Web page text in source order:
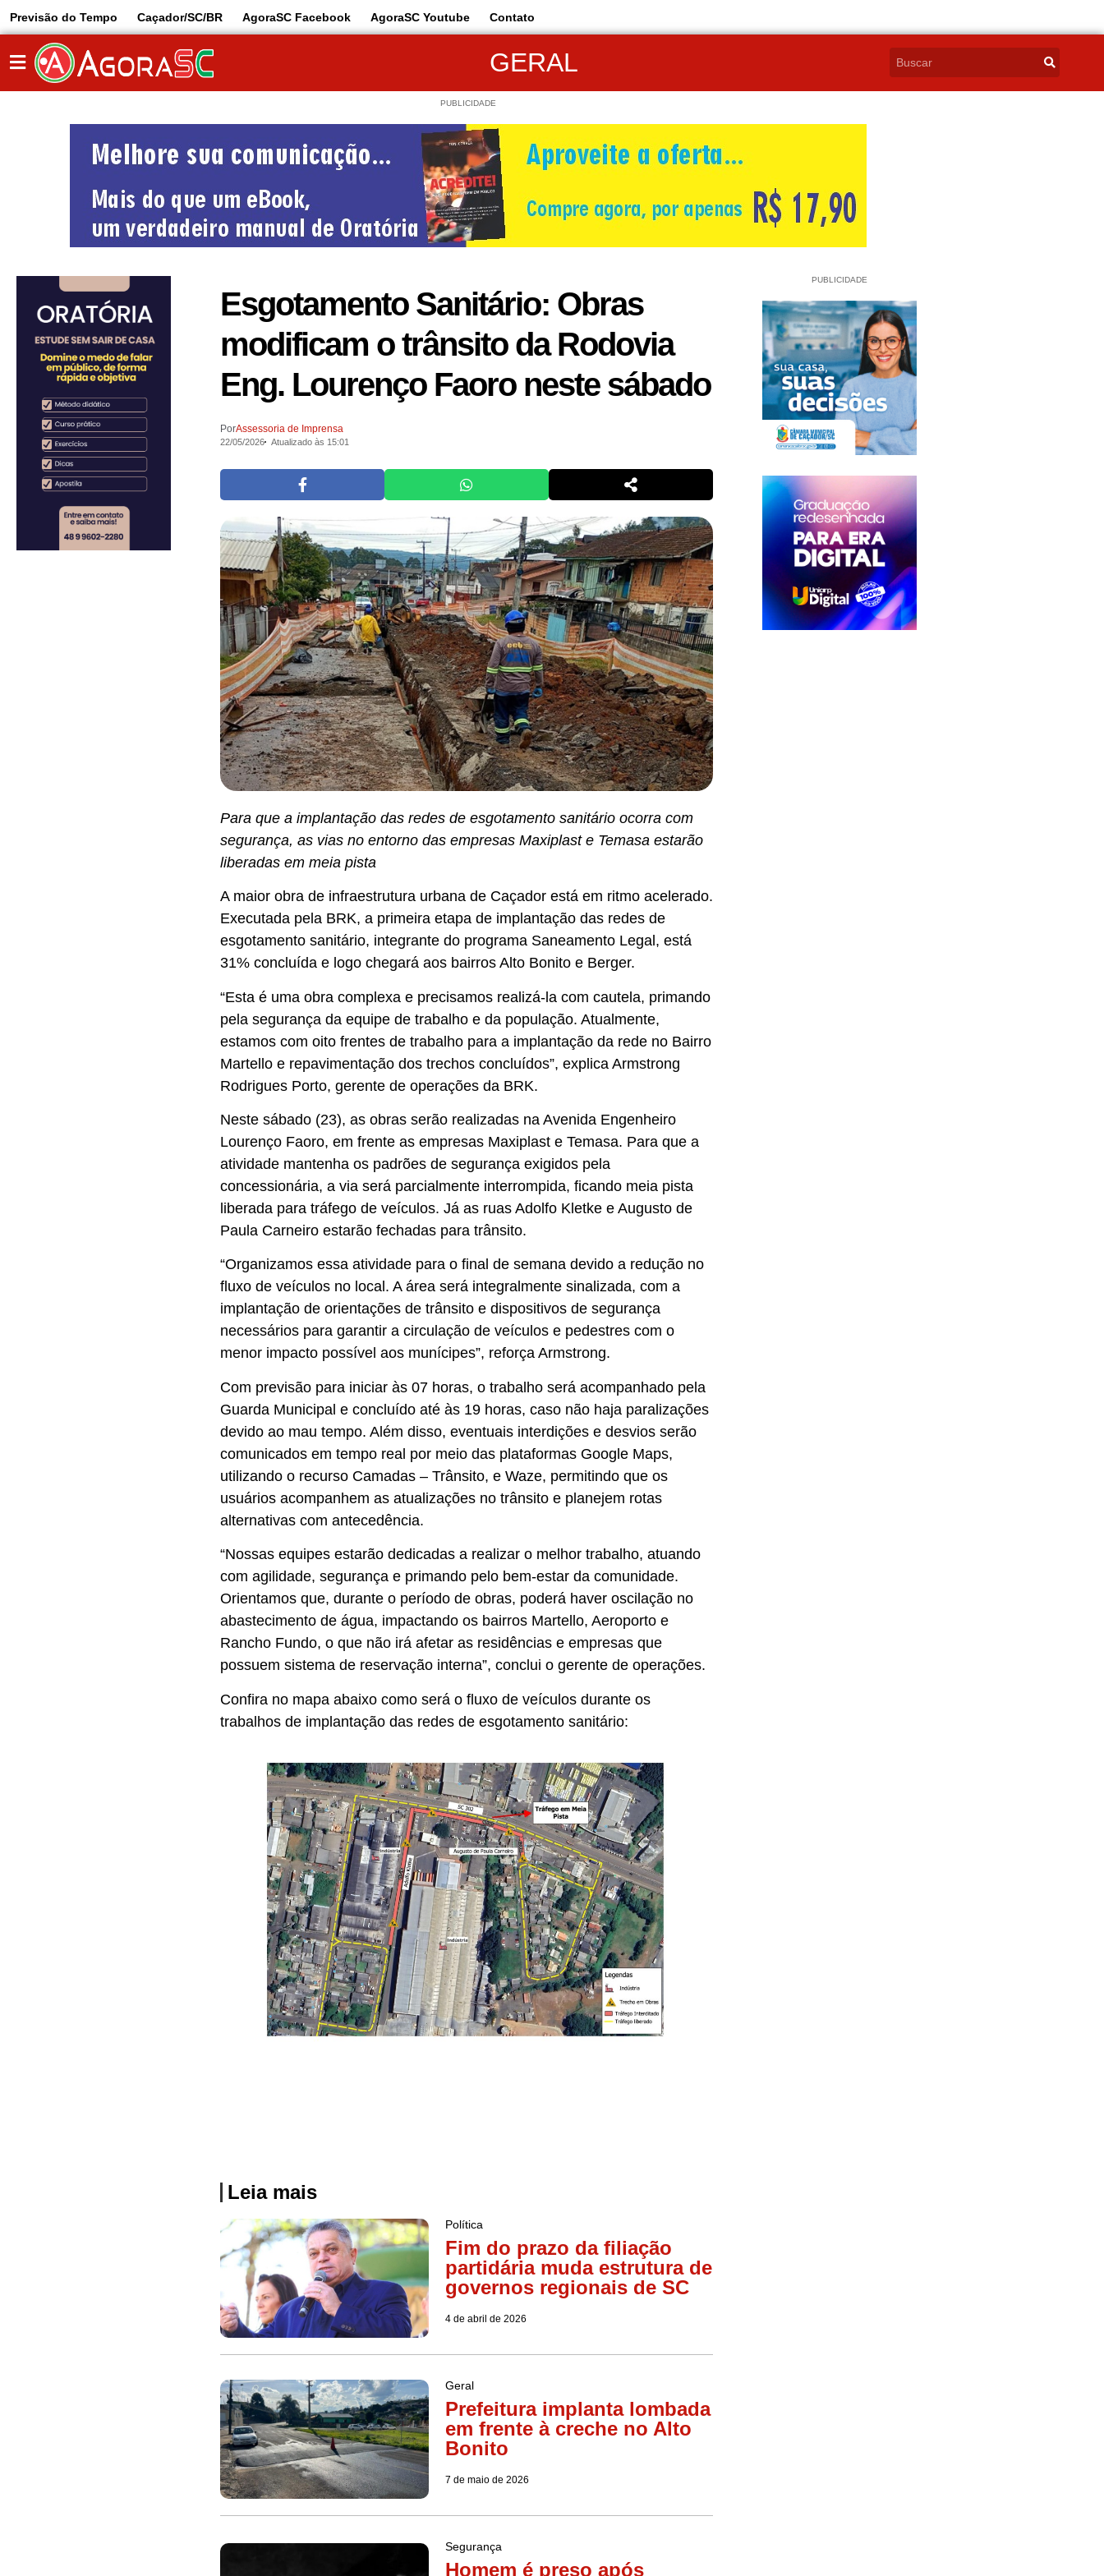
Previsão do Tempo Caçador/SC/BR AgoraSC Facebook AgoraSC Youtube Contato
GERAL
PUBLICIDADE
Esgotamento Sanitário: Obras
modificam o trânsito da Rodovia
Eng. Lourenço Faoro neste sábado
PorAssessoria de Imprensa
22/05/2026 Atualizado às 15:01
Para que a implantação das redes de esgotamento sanitário ocorra com
segurança, as vias no entorno das empresas Maxiplast e Temasa estarão
liberadas em meia pista
A maior obra de infraestrutura urbana de Caçador está em ritmo acelerado.
Executada pela BRK, a primeira etapa de implantação das redes de
esgotamento sanitário, integrante do programa Saneamento Legal, está
31% concluída e logo chegará aos bairros Alto Bonito e Berger.
“Esta é uma obra complexa e precisamos realizá-la com cautela, primando
pela segurança da equipe de trabalho e da população. Atualmente,
estamos com oito frentes de trabalho para a implantação da rede no Bairro
Martello e repavimentação dos trechos concluídos”, explica Armstrong
Rodrigues Porto, gerente de operações da BRK.
Neste sábado (23), as obras serão realizadas na Avenida Engenheiro
Lourenço Faoro, em frente as empresas Maxiplast e Temasa. Para que a
atividade mantenha os padrões de segurança exigidos pela
concessionária, a via será parcialmente interrompida, ficando meia pista
liberada para tráfego de veículos. Já as ruas Adolfo Kletke e Augusto de
Paula Carneiro estarão fechadas para trânsito.
“Organizamos essa atividade para o final de semana devido a redução no
fluxo de veículos no local. A área será integralmente sinalizada, com a
implantação de orientações de trânsito e dispositivos de segurança
necessários para garantir a circulação de veículos e pedestres com o
menor impacto possível aos munícipes”, reforça Armstrong.
Com previsão para iniciar às 07 horas, o trabalho será acompanhado pela
Guarda Municipal e concluído até às 19 horas, caso não haja paralizações
devido ao mau tempo. Além disso, eventuais interdições e desvios serão
comunicados em tempo real por meio das plataformas Google Maps,
utilizando o recurso Camadas – Trânsito, e Waze, permitindo que os
usuários acompanhem as atualizações no trânsito e planejem rotas
alternativas com antecedência.
“Nossas equipes estarão dedicadas a realizar o melhor trabalho, atuando
com agilidade, segurança e primando pelo bem-estar da comunidade.
Orientamos que, durante o período de obras, poderá haver oscilação no
abastecimento de água, impactando os bairros Martello, Aeroporto e
Rancho Fundo, o que não irá afetar as residências e empresas que
possuem sistema de reservação interna”, conclui o gerente de operações.
Confira no mapa abaixo como será o fluxo de veículos durante os
trabalhos de implantação das redes de esgotamento sanitário:
Leia mais
Política
Fim do prazo da filiação
partidária muda estrutura de
governos regionais de SC
4 de abril de 2026
Geral
Prefeitura implanta lombada
em frente à creche no Alto
Bonito
7 de maio de 2026
Segurança
Homem é preso após
PUBLICIDADE